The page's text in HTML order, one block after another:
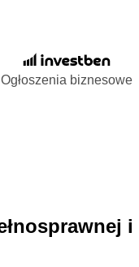
Ogłoszenia biznesowe